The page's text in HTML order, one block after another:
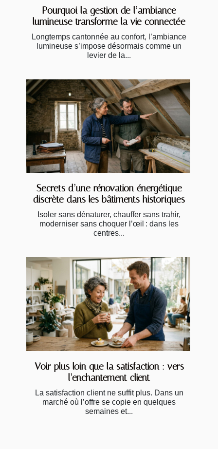
Pourquoi la gestion de l’ambiance
lumineuse transforme la vie connectée
Longtemps cantonnée au confort, l’ambiance
lumineuse s’impose désormais comme un
levier de la...
Secrets d’une rénovation énergétique
discrète dans les bâtiments historiques
Isoler sans dénaturer, chauffer sans trahir,
moderniser sans choquer l’œil : dans les
centres...
Voir plus loin que la satisfaction : vers
l’enchantement client
La satisfaction client ne suffit plus. Dans un
marché où l’offre se copie en quelques
semaines et...